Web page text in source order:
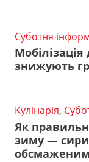
Суботня
знижують
Кулінарія,
Як
зиму —